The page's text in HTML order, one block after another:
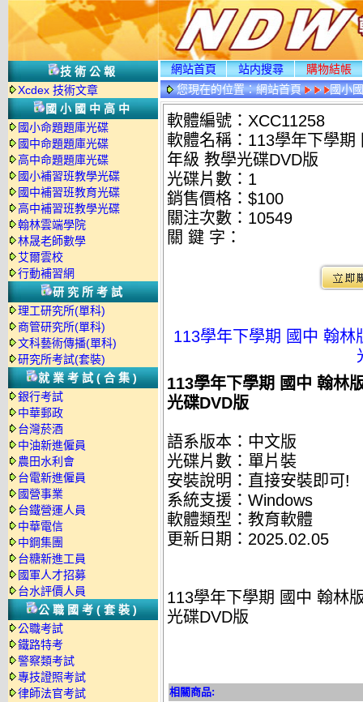
技術公報
Xcdex 技術文章
國小國中高中
國小命題題庫光碟
國中命題題庫光碟
高中命題題庫光碟
國小補習班教學光碟
國中補習班教育光碟
高中補習班教學光碟
翰林雲端學院
林晟老師數學
艾爾雲校
行動補習網
研究所考試
理工研究所(單科)
商管研究所(單科)
文科藝術傳播(單科)
研究所考試(套裝)
就業考試(合集)
銀行考試
中華郵政
台灣菸酒
中油新進僱員
農田水利會
台電新進僱員
國營事業
台鐵營運人員
中華電信
中鋼集團
台糖新進工員
國軍人才招募
台水評價人員
公職國考(套裝)
公職考試
鐵路特考
警察類考試
專技證照考試
律師法官考試
網站首頁 站内搜尋
購物結帳
您現在的位置：網站首頁 國小
軟體編號：XCC11258
軟體名稱：113學年下學
年級 教學光碟DVD版
光碟片數：1
銷售價格：$100
關注次數： 10549
關 鍵 字：
113學年下學期 國中 翰
113學年下學期 國中 翰林
光碟DVD版
語系版本：中文版
光碟片數：單片裝
安裝說明：直接安裝即可!
系統支援：Windows
軟體類型：教育軟體
更新日期：2025.02.05
113學年下學期 國中 翰林
光碟DVD版
相關商品: